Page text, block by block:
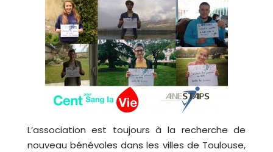
L’association est toujours à la recherche de
nouveau bénévoles dans les villes de Toulouse,